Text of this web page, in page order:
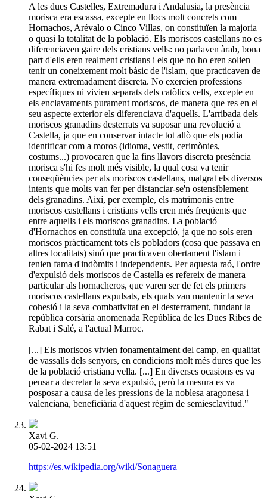
A les dues Castelles, Extremadura i Andalusia, la presència
morisca era escassa, excepte en llocs molt concrets com
Hornachos, Arévalo o Cinco Villas, on constituïen la majoria
o quasi la totalitat de la població. Els moriscos castellans no es
diferenciaven gaire dels cristians vells: no parlaven àrab, bona
part d'ells eren realment cristians i els que no ho eren solien
tenir un coneixement molt bàsic de l'islam, que practicaven de
manera extremadament discreta. No exercien professions
específiques ni vivien separats dels catòlics vells, excepte en
els enclavaments purament moriscos, de manera que res en el
seu aspecte exterior els diferenciava d'aquells. L'arribada dels
moriscos granadins desterrats va suposar una revolució a
Castella, ja que en conservar intacte tot allò que els podia
identificar com a moros (idioma, vestit, cerimònies,
costums...) provocaren que la fins llavors discreta presència
morisca s'hi fes molt més visible, la qual cosa va tenir
conseqüències per als moriscos castellans, malgrat els diversos
intents que molts van fer per distanciar-se'n ostensiblement
dels granadins. Així, per exemple, els matrimonis entre
moriscos castellans i cristians vells eren més freqüents que
entre aquells i els moriscos granadins. La població
d'Hornachos en constituïa una excepció, ja que no sols eren
moriscos pràcticament tots els pobladors (cosa que passava en
altres localitats) sinó que practicaven obertament l'islam i
tenien fama d'indòmits i independents. Per aquesta raó, l'ordre
d'expulsió dels moriscos de Castella es refereix de manera
particular als hornacheros, que varen ser de fet els primers
moriscos castellans expulsats, els quals van mantenir la seva
cohesió i la seva combativitat en el desterrament, fundant la
república corsària anomenada República de les Dues Ribes de
Rabat i Salé, a l'actual Marroc.
[...] Els moriscos vivien fonamentalment del camp, en qualitat
de vassalls dels senyors, en condicions molt més dures que les
de la població cristiana vella. [...] En diverses ocasions es va
pensar a decretar la seva expulsió, però la mesura es va
posposar a causa de les pressions de la noblesa aragonesa i
valenciana, beneficiària d'aquest règim de semiesclavitud."
Xavi G.
05-02-2024 13:51
https://es.wikipedia.org/wiki/Sonaguera